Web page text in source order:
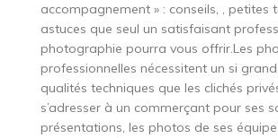
accompagnement » : conseils, , petites
astuces que seul un satisfaisant
photographie pourra vous offrir.Les
professionnelles nécessitent un si
qualités techniques que les clichés
s’adresser à un commerçant pour ses
présentations, les photos de ses